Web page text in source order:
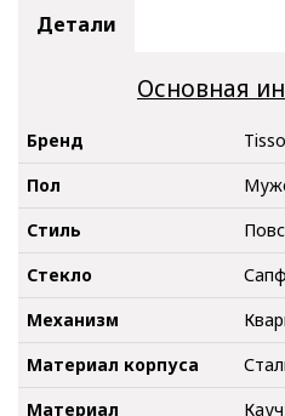
Детали
Основная
Бренд
Пол
Стиль
Стекло
Механизм
Материал корпуса
Материал